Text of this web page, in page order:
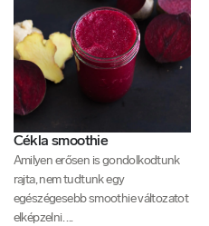
Cékla smoothie
Amilyen erősen is gondolkodtunk
rajta, nem tudtunk egy
egészégesebb smoothie változatot
elképzelni. ...